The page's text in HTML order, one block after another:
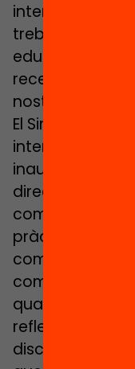
internacional
treball de canvi
educatiu català
recerques que
nostres
El Simposi
intervencions
inaugural de
director general
competencial
pràctiques
competencial,
com fer
quatre àmbits
reflexió, a més
discussió